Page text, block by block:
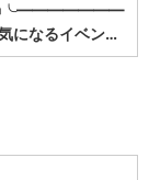
📣╰━━━━━━━
なるイベン…